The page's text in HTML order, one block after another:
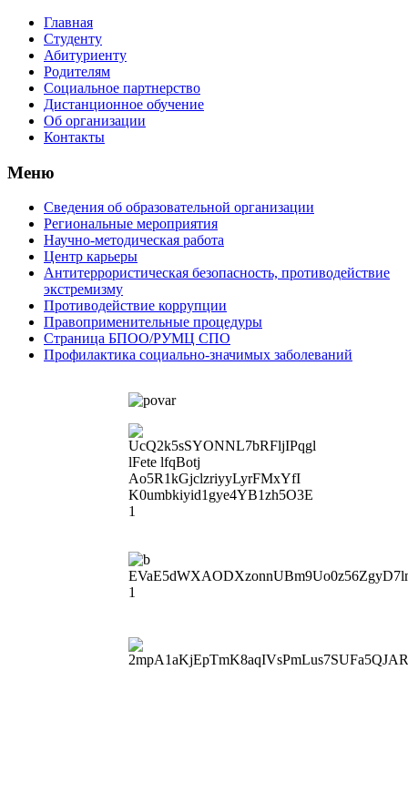
Главная
Студенту
Абитуриенту
Родителям
Социальное партнерство
Дистанционное обучение
Об организации
Контакты
Меню
Сведения об образовательной организации
Региональные мероприятия
Научно-методическая работа
Центр карьеры
Антитеррористическая безопасность, противодействие
экстремизму
Противодействие коррупции
Правоприменительные процедуры
Страница БПОО/РУМЦ CПO
Профилактика социально-значимых заболеваний